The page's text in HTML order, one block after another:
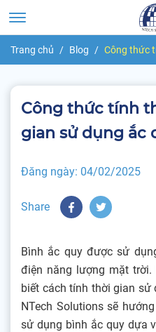
Trang chủ Blog Công thức
Công thức tính
gian sử dụng ắc
Đăng ngày: 04/02/2025
Share
Bình ắc quy được sử
điện năng lượng mặt
biết cách tính thời gian sử
NTech Solutions sẽ
sử dụng bình ắc quy dựa